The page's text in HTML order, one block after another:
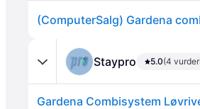
(ComputerSalg) Gardena
Staypro 5.0(4
Gardena Combisystem